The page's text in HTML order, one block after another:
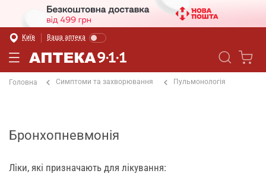
Київ Ваша аптека
Головна Симптоми та захворювання Пульмонологія
Бронхопневмонія
Ліки, які призначають для лікування: